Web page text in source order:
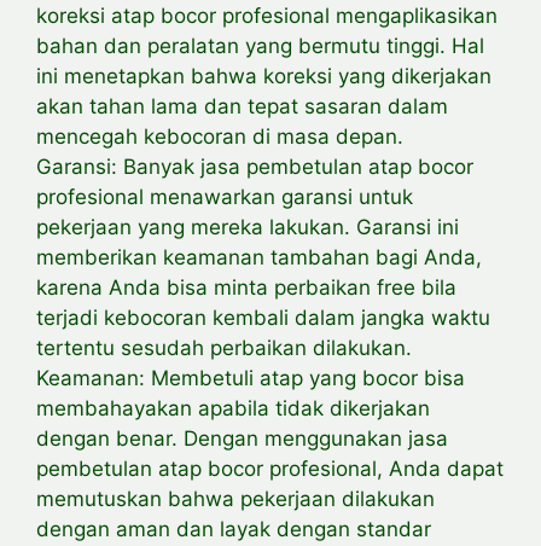
koreksi atap bocor profesional mengaplikasikan
bahan dan peralatan yang bermutu tinggi. Hal
ini menetapkan bahwa koreksi yang dikerjakan
akan tahan lama dan tepat sasaran dalam
mencegah kebocoran di masa depan.
Garansi: Banyak jasa pembetulan atap bocor
profesional menawarkan garansi untuk
pekerjaan yang mereka lakukan. Garansi ini
memberikan keamanan tambahan bagi Anda,
karena Anda bisa minta perbaikan free bila
terjadi kebocoran kembali dalam jangka waktu
tertentu sesudah perbaikan dilakukan.
Keamanan: Membetuli atap yang bocor bisa
membahayakan apabila tidak dikerjakan
dengan benar. Dengan menggunakan jasa
pembetulan atap bocor profesional, Anda dapat
memutuskan bahwa pekerjaan dilakukan
dengan aman dan layak dengan standar